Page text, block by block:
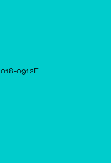
0912E